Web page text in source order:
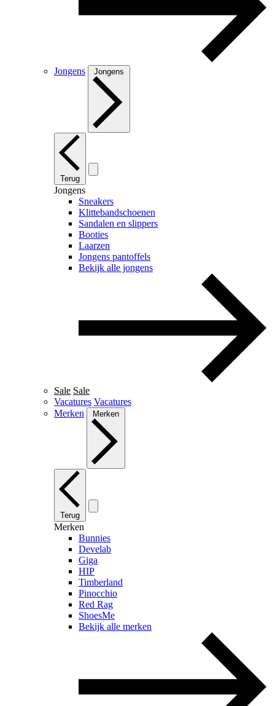
Jongens Jongens
Terug
Jongens
Sneakers
Klittebandschoenen
Sandalen en slippers
Booties
Laarzen
Jongens pantoffels
Bekijk alle jongens
Sale Sale
Vacatures Vacatures
Merken
Merken
Terug
Merken
Bunnies
Develab
Giga
HIP
Timberland
Pinocchio
Red Rag
ShoesMe
Bekijk alle merken